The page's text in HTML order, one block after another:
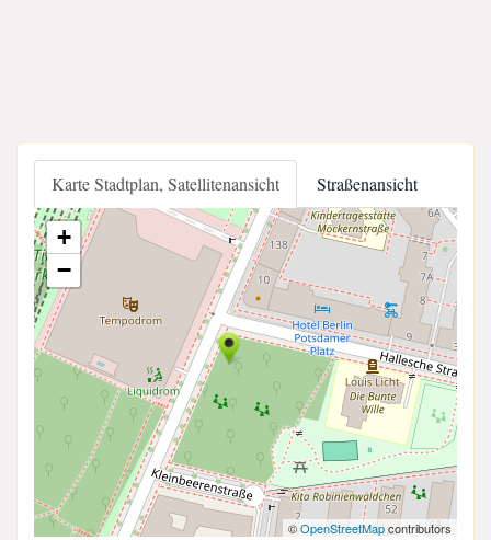
Karte Stadtplan, Satellitenansicht Straßenansicht
+
−
©OpenStreetMapcontributors